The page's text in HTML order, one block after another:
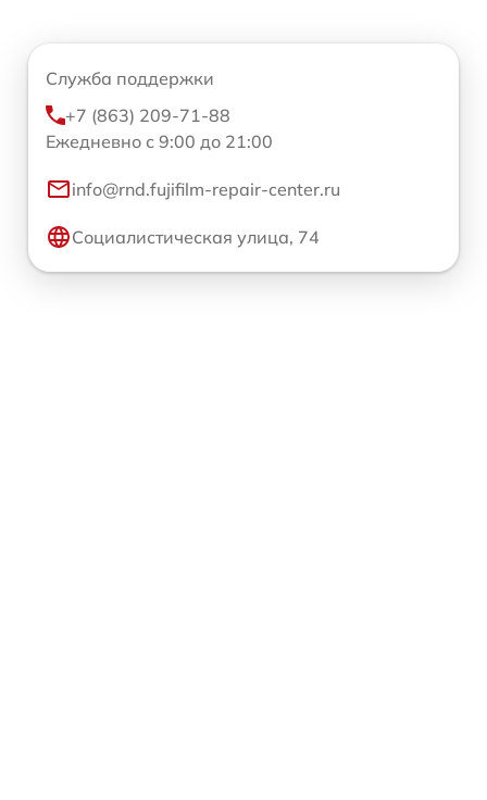
Служба поддержки
+7 (863) 209-71-88
Ежедневно с 9:00 до 21:00
info@rnd.fujifilm-repair-center.ru
Социалистическая улица, 74